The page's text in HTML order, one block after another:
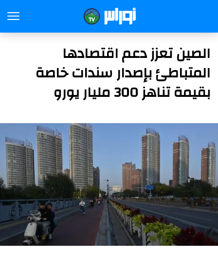
الصين تعزز دعم اقتصادها
المتباطئ بإصدار سندات خاصة
بقيمة تناهز 300 مليار يورو